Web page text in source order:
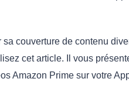
couverture de contenu
cet article. Il vous
Amazon Prime sur votre